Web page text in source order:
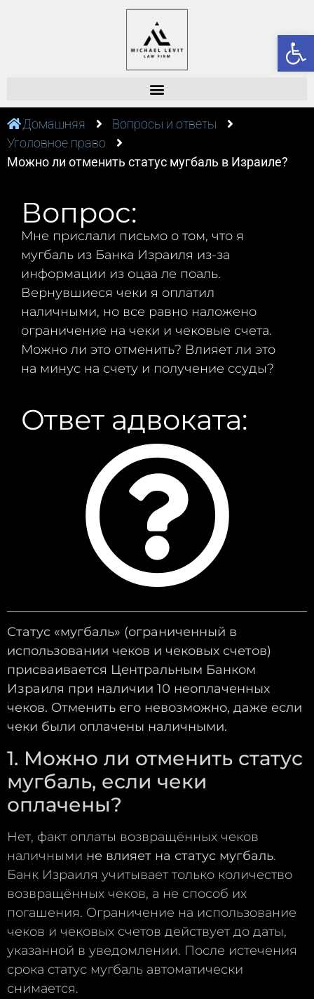
Домашняя
Вопросы и ответы
Уголовное право
Можно ли отменить статус мугбаль в Израиле?
Вопрос:
Мне прислали письмо о том, что я
мугбаль из Банка Израиля из-за
информации из оцаа ле поаль.
Вернувшиеся чеки я оплатил
наличными, но все равно наложено
ограничение на чеки и чековые счета.
Можно ли это отменить? Влияет ли это
на минус на счету и получение ссуды?
Ответ адвоката:
Статус «мугбаль» (ограниченный в
использовании чеков и чековых счетов)
присваивается Центральным Банком
Израиля при наличии 10 неоплаченных
чеков. Отменить его невозможно, даже если
чеки были оплачены наличными.
1. Можно ли отменить статус
мугбаль, если чеки
оплачены?
Нет, факт оплаты возвращённых чеков
наличными не влияет на статус мугбаль.
Банк Израиля учитывает только количество
возвращённых чеков, а не способ их
погашения. Ограничение на использование
чеков и чековых счетов действует до даты,
указанной в уведомлении. После истечения
срока статус мугбаль автоматически
снимается.